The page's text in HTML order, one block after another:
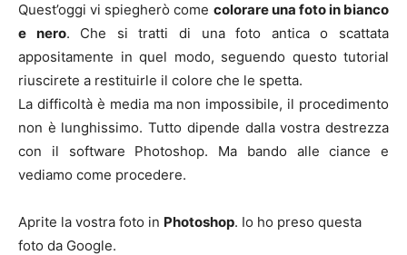
Quest’oggi vi spiegherò come colorare una foto in bianco
e nero. Che si tratti di una foto antica o scattata
appositamente in quel modo, seguendo questo tutorial
riuscirete a restituirle il colore che le spetta.
La difficoltà è media ma non impossibile, il procedimento
non è lunghissimo. Tutto dipende dalla vostra destrezza
con il software Photoshop. Ma bando alle ciance e
vediamo come procedere.
Aprite la vostra foto in Photoshop. Io ho preso questa
foto da Google.